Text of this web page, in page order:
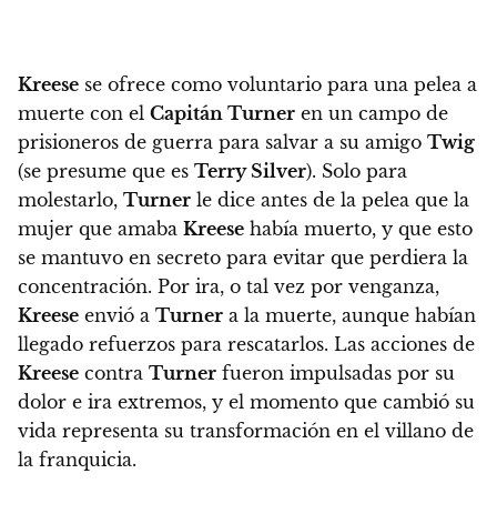
Kreese se ofrece como voluntario para una pelea a
muerte con el Capitán Turner en un campo de
prisioneros de guerra para salvar a su amigo Twig
(se presume que es Terry Silver). Solo para
molestarlo, Turner le dice antes de la pelea que la
mujer que amaba Kreese había muerto, y que esto
se mantuvo en secreto para evitar que perdiera la
concentración. Por ira, o tal vez por venganza,
Kreese envió a Turner a la muerte, aunque habían
llegado refuerzos para rescatarlos. Las acciones de
Kreese contra Turner fueron impulsadas por su
dolor e ira extremos, y el momento que cambió su
vida representa su transformación en el villano de
la franquicia.